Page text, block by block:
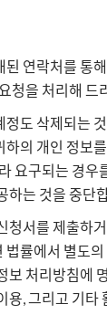
연락처를 통
청을 처리해 드
도 삭제되는
의 개인 정보
요구되는 경우
하는 것을 중단
청서를 제출하
법률에서 별도
보 처리방침에
용, 그리고 기타